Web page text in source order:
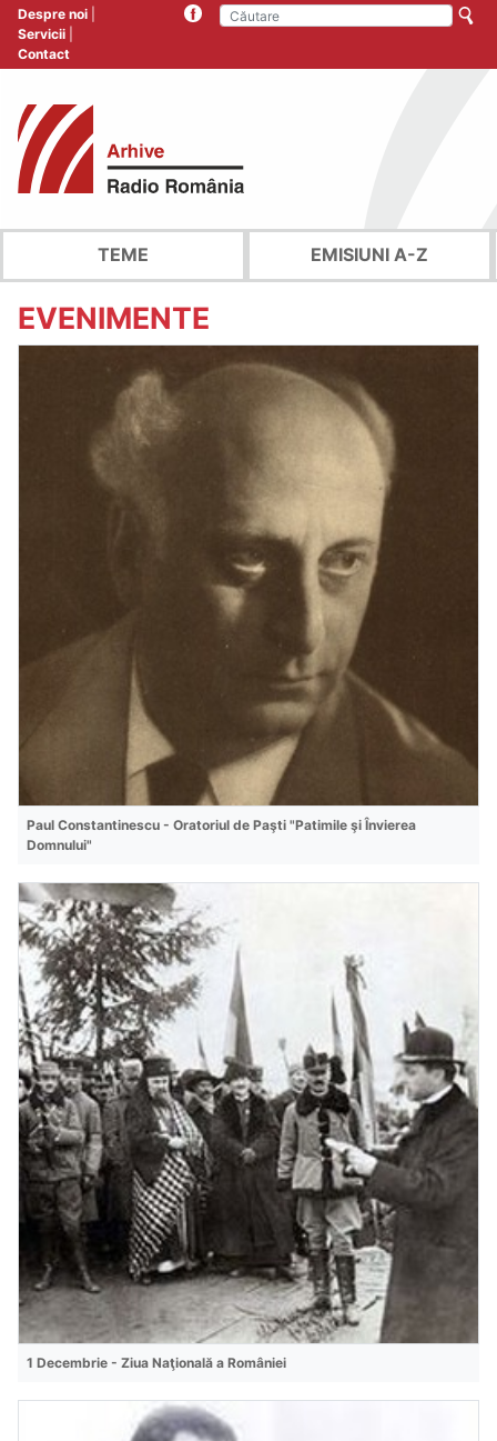
Despre noi
Servicii
Contact
TEME EMISIUNI A-Z
EVENIMENTE
Paul Constantinescu - Oratoriul de Paşti "Patimile şi Învierea
Domnului"
1 Decembrie - Ziua Naţională a României